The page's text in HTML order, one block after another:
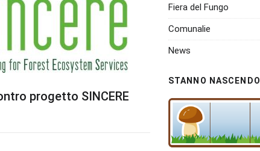
progetto SINCERE
Fiera del Fungo
Comunalie
News
STANNO NASCENDO